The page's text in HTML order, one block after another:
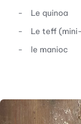
Le quinoa
Le teff (mini-
le manioc